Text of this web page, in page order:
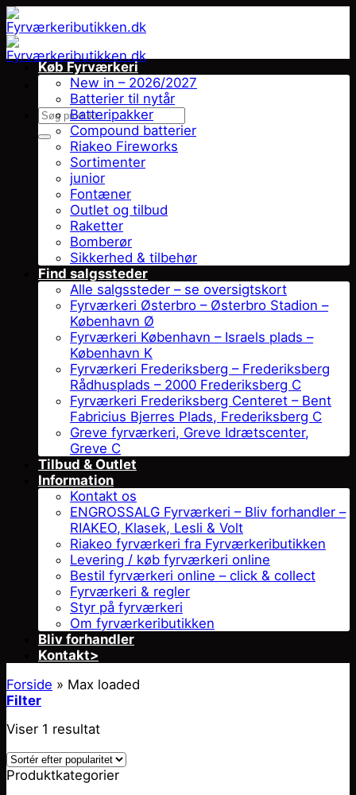
Fortsæt
til
indhold
Søg
efter:
Køb Fyrværkeri
New in – 2026/2027
Batterier til nytår
Batteripakker
Compound batterier
Riakeo Fireworks
Sortimenter
junior
Fontæner
Outlet og tilbud
Raketter
Bomberør
Sikkerhed & tilbehør
Find salgssteder
Alle salgssteder – se oversigtskort
Fyrværkeri Østerbro – Østerbro Stadion –
København Ø
Fyrværkeri København – Israels plads –
København K
Fyrværkeri Frederiksberg – Frederiksberg
Rådhusplads – 2000 Frederiksberg C
Fyrværkeri Frederiksberg Centeret – Bent
Fabricius Bjerres Plads, Frederiksberg C
Greve fyrværkeri, Greve Idrætscenter,
Greve C
Tilbud & Outlet
Information
Kontakt os
ENGROSSALG Fyrværkeri – Bliv forhandler –
RIAKEO, Klasek, Lesli & Volt
Riakeo fyrværkeri fra Fyrværkeributikken
Levering / køb fyrværkeri online
Bestil fyrværkeri online – click & collect
Fyrværkeri & regler
Styr på fyrværkeri
Om fyrværkeributikken
Bliv forhandler
Kontakt>
Forside » Max loaded
Filter
Viser 1 resultat
Produktkategorier